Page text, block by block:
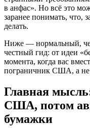
в анфас». Но всё это
заранее понимать, что,
делать.
Ниже — нормальный,
честный гид: от идеи
момента, когда вас
пограничник США, а не
Главная
США, потом
бумажки